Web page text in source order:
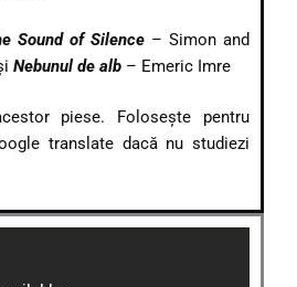
Sound of Silence– Simon and
Nebunul de alb– Emeric Imre
piese. Folosește pentru
translate dacă nu studiezi